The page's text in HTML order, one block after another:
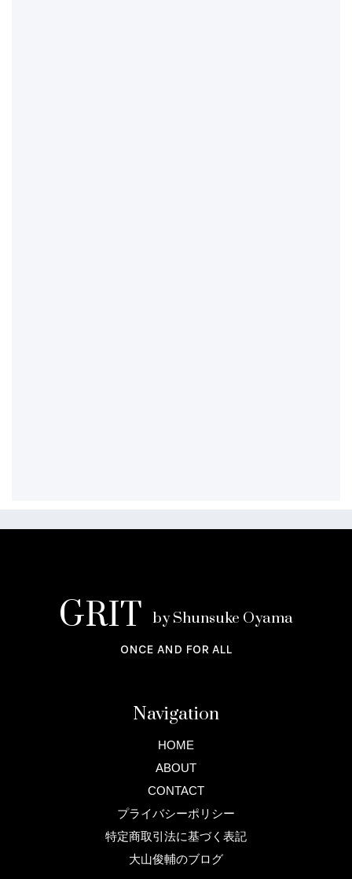
GRIT by Shunsuke Oyama
ONCE AND FOR ALL
Navigation
HOME
ABOUT
CONTACT
プライバシーポリシー
特定商取引法に基づく表記
大山俊輔のブログ